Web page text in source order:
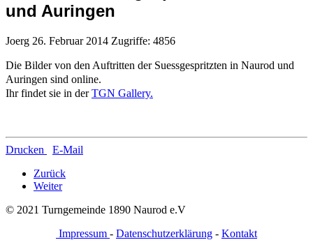
und Auringen
Joerg 26. Februar 2014 Zugriffe: 4856
Die Bilder von den Auftritten der Suessgespritzten in Naurod und
Auringen sind online.
Ihr findet sie in derTGN Gallery.
Drucken
E-Mail
Zurück
Weiter
© 2021 Turngemeinde 1890 Naurod e.V
Impressum - Datenschutzerklärung - Kontakt